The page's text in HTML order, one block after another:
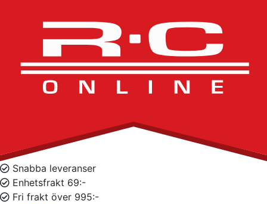
Snabba leveranser
Enhetsfrakt 69:-
Fri frakt över 995:-